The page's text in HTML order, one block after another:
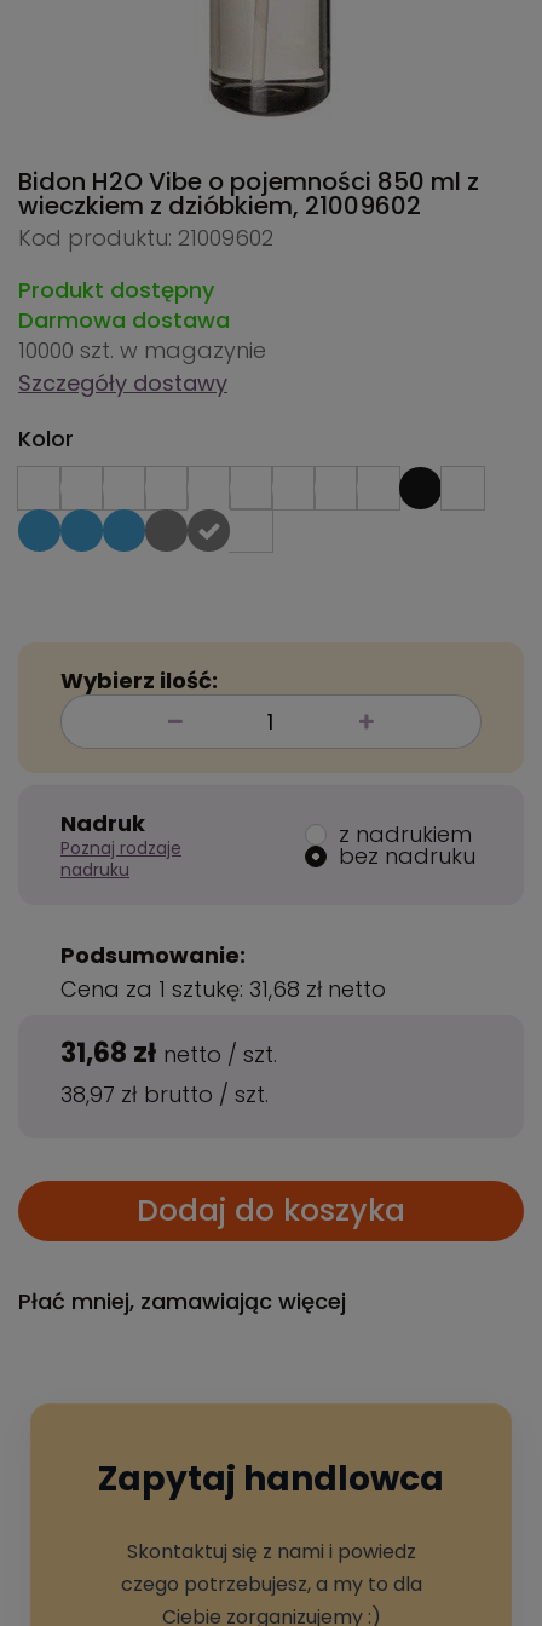
Bidon H2O Vibe o pojemności 850 ml z
wieczkiem z dzióbkiem, 21009602
Kod produktu: 21009602
Produkt dostępny
Darmowa dostawa
10000 szt. w magazynie
Szczegóły dostawy
Kolor
Wybierz ilość:
Nadruk
Poznaj rodzaje
nadruku
z nadrukiem
bez nadruku
Podsumowanie:
Cena za 1 sztukę: 31,68 zł netto
31,68 zł netto / szt.
38,97 zł brutto / szt.
Dodaj do koszyka
Płać mniej, zamawiając więcej
Zapytaj handlowca
Skontaktuj się z nami i powiedz
czego potrzebujesz, a my to dla
Ciebie zorganizujemy :)